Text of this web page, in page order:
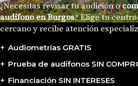
¿Necesitas revisar tu audición o
audífono en Burgos? Elige tu
cercano y recibe atención
Audiometrías GRATIS
Prueba de audífonos SIN
Financiación SIN INTERESES